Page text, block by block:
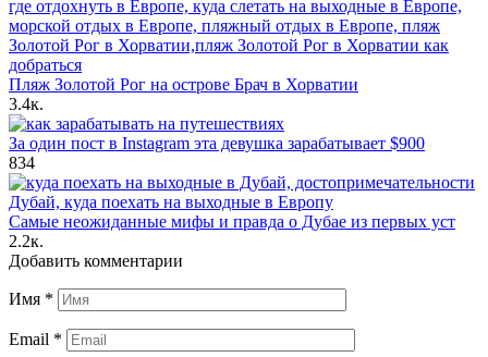
Пляж Золотой Рог на острове Брач в Хорватии
3.4к.
За один пост в Instagram эта девушка зарабатывает $900
834
Самые неожиданные мифы и правда о Дубае из первых уст
2.2к.
Добавить комментарии
Имя *
Email *